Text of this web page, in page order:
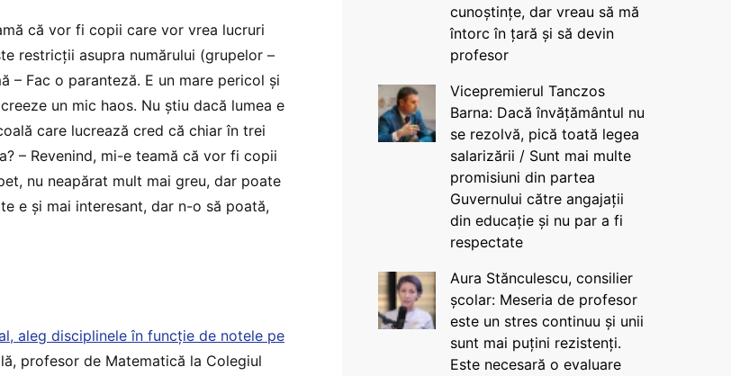
că vor fi copii care vor vrea lucruri
restricții asupra numărului (grupelor –
– Fac o paranteză. E un mare pericol și
un mic haos. Nu știu dacă lumea e
care lucrează cred că chiar în trei
– Revenind, mi-e teamă că vor fi copii
nu neapărat mult mai greu, dar poate
e și mai interesant, dar n-o să poată,
aleg disciplinele în funcție de notele pe
profesor de Matematică la Colegiul
cunoștințe, dar vreau să mă
întorc în țară și să devin
profesor
Vicepremierul Tanczos
Barna: Dacă învățământul nu
se rezolvă, pică toată legea
salarizării / Sunt mai multe
promisiuni din partea
Guvernului către angajații
din educație și nu par a fi
respectate
Aura Stănculescu, consilier
școlar: Meseria de profesor
este un stres continuu și unii
sunt mai puțini rezistenți.
Este necesară o evaluare